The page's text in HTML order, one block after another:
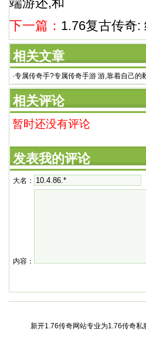
下一篇： 1.76复古传奇:
相关文章
·专属传奇手?专属传奇手游 游,靠着自己的
一路征战到现在已
相关评论
暂时还没有评论
发表我的评论
大名：
内容：
新开1.76传奇网站专业为1.76传奇